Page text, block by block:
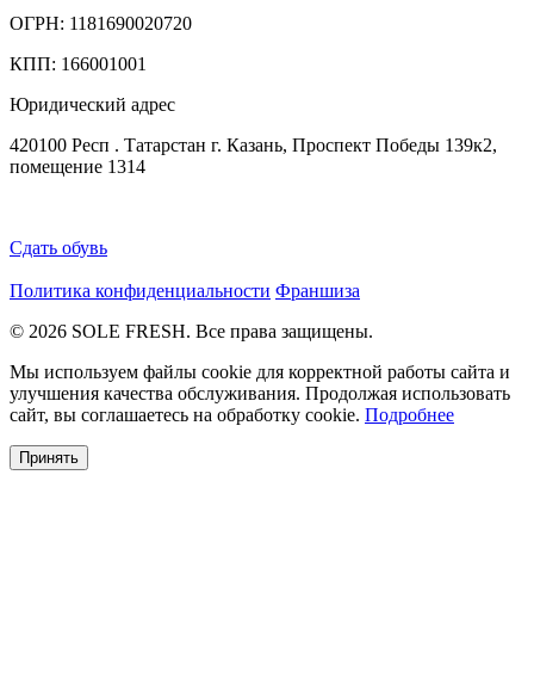
ОГРН: 1181690020720
КПП: 166001001
Юридический адрес
420100 Респ . Татарстан г. Казань, Проспект Победы 139к2,
помещение 1314
Сдать обувь
Политика конфиденциальности Франшиза
© 2026 SOLE FRESH. Все права защищены.
Мы используем файлы cookie для корректной работы сайта и
улучшения качества обслуживания. Продолжая использовать
сайт, вы соглашаетесь на обработку cookie. Подробнее
Принять